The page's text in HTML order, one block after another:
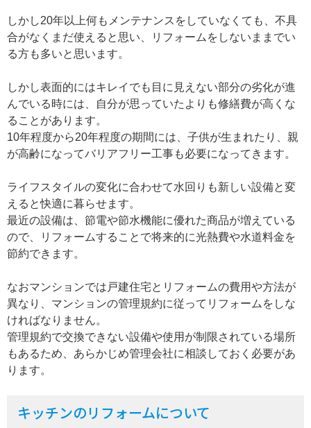
しかし20年以上何もメンテナンスをしていなくても、不具
合がなくまだ使えると思い、リフォームをしないままでい
る方も多いと思います。
しかし表面的にはキレイでも目に見えない部分の劣化が進
んでいる時には、自分が思っていたよりも修繕費が高くな
ることがあります。
10年程度から20年程度の期間には、子供が生まれたり、親
が高齢になってバリアフリー工事も必要になってきます。
ライフスタイルの変化に合わせて水回りも新しい設備と変
えると快適に暮らせます。
最近の設備は、節電や節水機能に優れた商品が増えている
ので、リフォームすることで将来的に光熱費や水道料金を
節約できます。
なおマンションでは戸建住宅とリフォームの費用や方法が
異なり、マンションの管理規約に従ってリフォームをしな
ければなりません。
管理規約で交換できない設備や使用が制限されている場所
もあるため、あらかじめ管理会社に相談しておく必要があ
ります。
キッチンのリフォームについて